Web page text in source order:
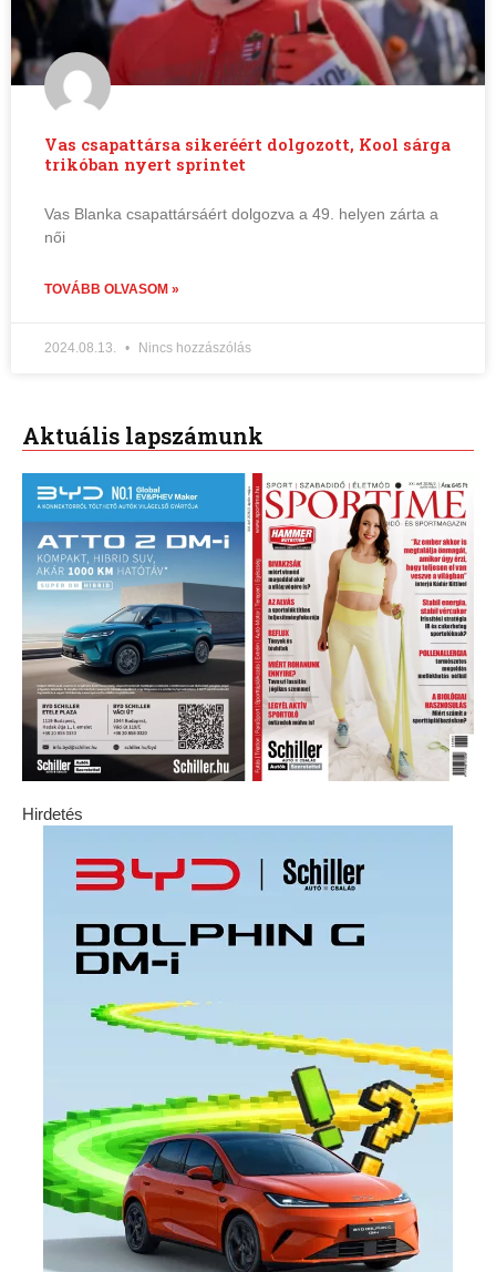
Vas csapattársa sikeréért dolgozott, Kool sárga
trikóban nyert sprintet
Vas Blanka csapattársáért dolgozva a 49. helyen zárta a
női
TOVÁBB OLVASOM »
2024.08.13. Nincs hozzászólás
Aktuális lapszámunk
Hirdetés